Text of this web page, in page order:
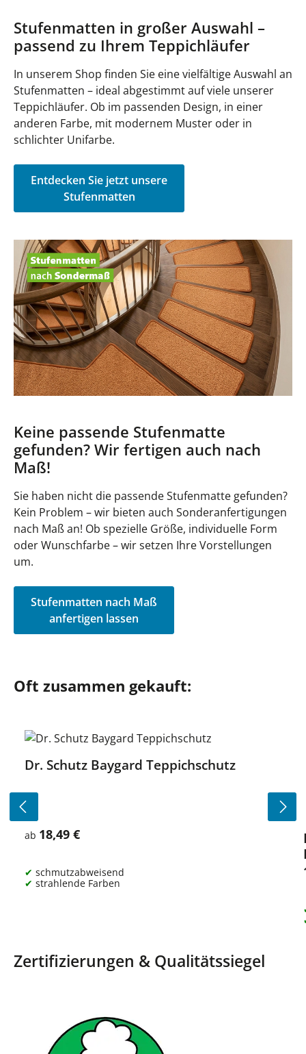
Stufenmatten in großer Auswahl –
passend zu Ihrem Teppichläufer
In unserem Shop finden Sie eine vielfältige Auswahl an
Stufenmatten – ideal abgestimmt auf viele unserer
Teppichläufer. Ob im passenden Design, in einer
anderen Farbe, mit modernem Muster oder in
schlichter Unifarbe.
Entdecken Sie jetzt unsere
Stufenmatten
Keine passende Stufenmatte
gefunden? Wir fertigen auch nach
Maß!
Sie haben nicht die passende Stufenmatte gefunden?
Kein Problem – wir bieten auch Sonderanfertigungen
nach Maß an! Ob spezielle Größe, individuelle Form
oder Wunschfarbe – wir setzen Ihre Vorstellungen
um.
Stufenmatten nach Maß
anfertigen lassen
Produktgalerie überspringen
Oft zusammen gekauft:
Dr. Schutz Baygard Teppichschutz
Regulärer Preis:
ab 18,49 €
schmutzabweisend
strahlende Farben
Zertifizierungen & Qualitätssiegel